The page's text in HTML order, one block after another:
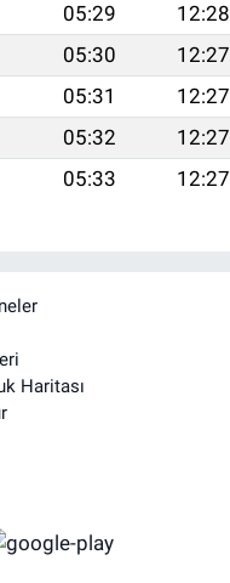
05:29 12:28
05:30 12:27
05:31 12:27
05:32 12:27
05:33 12:27
Haritası